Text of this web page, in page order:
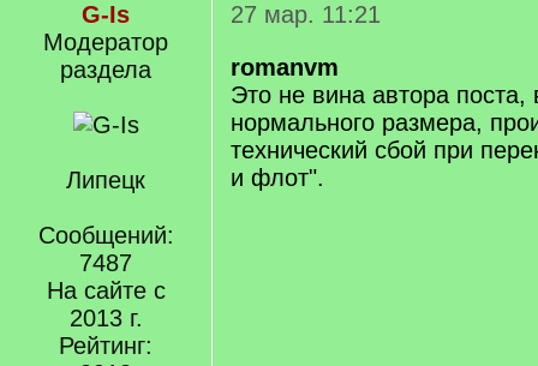
G-Is
Модератор
раздела
Липецк
Сообщений:
7487
На сайте с
2013 г.
Рейтинг:
27 мар. 11:21
romanvm
Это не вина автора
нормального размера,
технический сбой при
и флот".